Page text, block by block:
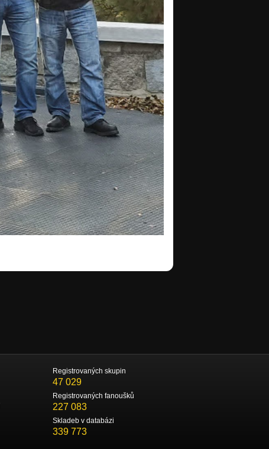
Registrovaných skupin
47 029
Registrovaných fanoušků
227 083
Skladeb v databázi
339 773